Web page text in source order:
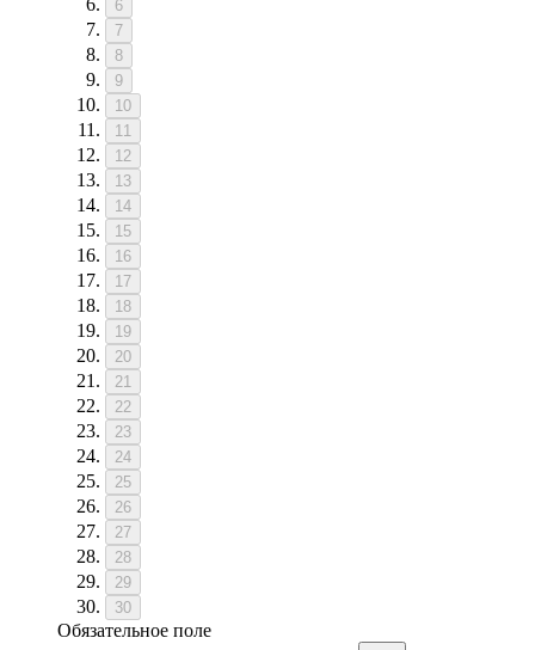
6
7
8
9
10
11
12
13
14
15
16
17
18
19
20
21
22
23
24
25
26
27
28
29
30
Обязательное поле